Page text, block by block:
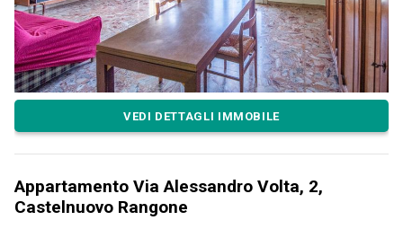
VEDI DETTAGLI IMMOBILE
Appartamento Via Alessandro Volta, 2,
Castelnuovo Rangone